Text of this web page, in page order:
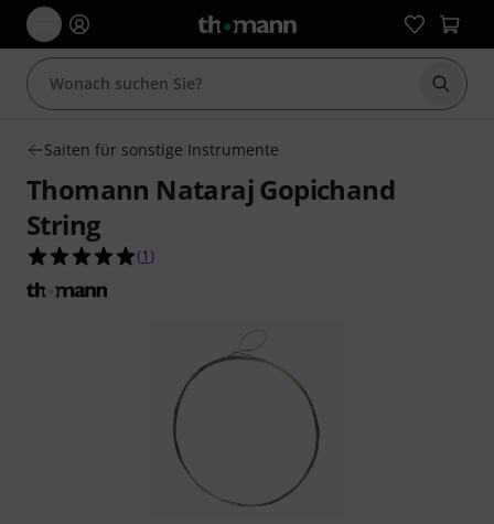
Suche
Saiten für sonstige Instrumente
Thomann Nataraj Gopichand
String
5.0 von 5 Sternen aus 1 Kundenbewertungen
(1 )